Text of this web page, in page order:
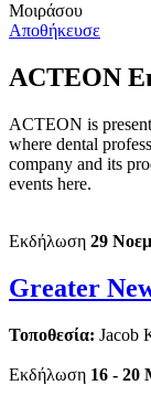
Μοιράσου
Αποθήκευσε
ACTEON
ACTEON is
where dental
company and its
events here.
Εκδήλωση 29
Greater
Τοποθεσία: Jacob
Εκδήλωση 16 - 20